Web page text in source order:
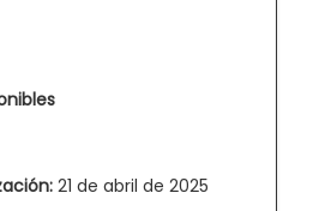
21 de abril de 2025